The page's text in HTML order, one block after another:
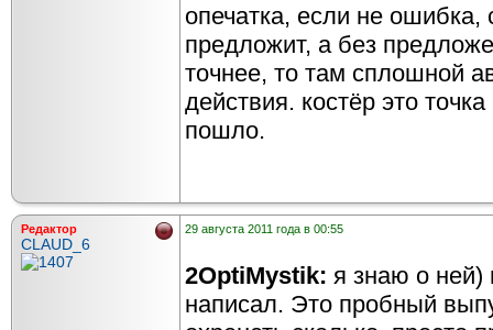
опечатка, если не ошибка,
предложит, а без
точнее, то там сплошной
действия. костёр это
пошло.
Редактор
CLAUD_6
29 августа 2011 года в 00:55
2OptiMystik: я знаю о ней)
написал. Это пробный